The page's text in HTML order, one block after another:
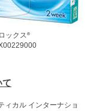
ックス®
ィカル インターナショ